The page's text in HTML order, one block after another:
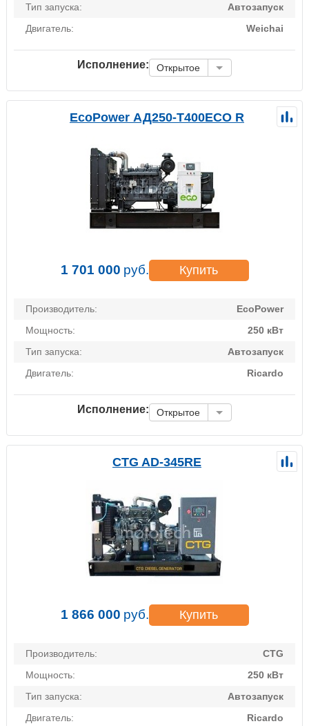
Тип запуска:
Автозапуск
Двигатель:
Weichai
Исполнение: Открытое
EcoPower АД250-T400ECO R
1 701 000 руб. Купить
Производитель:
EcoPower
Мощность:
250 кВт
Тип запуска:
Автозапуск
Двигатель:
Ricardo
Исполнение: Открытое
CTG AD-345RE
1 866 000 руб. Купить
Производитель:
CTG
Мощность:
250 кВт
Тип запуска:
Автозапуск
Двигатель:
Ricardo